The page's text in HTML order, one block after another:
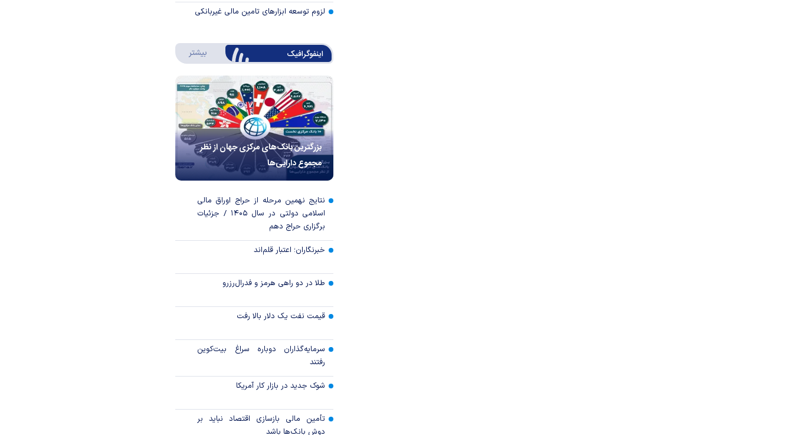
لزوم توسعه ابزارهای تامین مالی غیربانکی
اینفوگرافیک بیشتر درباره اینفوگرافیک
بزرگترین بانک‌های مرکزی جهان از نظر
مجموع دارایی‌ها
نتایج نهمین مرحله از حراج اوراق مالی
اسلامی دولتی در سال ۱۴۰۵ / جزئیات
برگزاری حراج دهم
خبرنگاران؛ اعتبار قلم‌اند
طلا در دو راهی هرمز و فدرال‌رزرو
قیمت نفت یک دلار بالا رفت
سرمایه‌گذاران دوباره سراغ بیت‌کوین
رفتند
شوک جدید در بازار کار آمریکا
تأمین مالی بازسازی اقتصاد نباید بر
دوش بانک‌ها باشد